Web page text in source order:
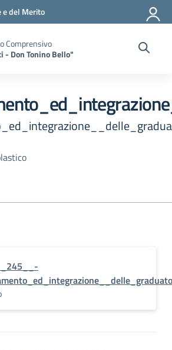
del Merito
Comprensivo
- Don Tonino Bello"